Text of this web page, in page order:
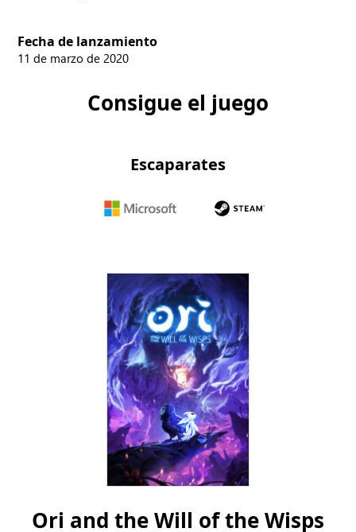
Fecha de lanzamiento
11 de marzo de 2020
Consigue el juego
Escaparates
Ori and the Will of the Wisps